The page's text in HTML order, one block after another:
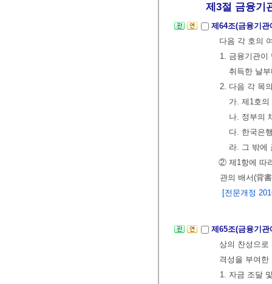
제3절 금융기
제64조(금융기
다음 각 호의
1. 금융기관이
취득한 날
2. 다음 각 목
가. 제1호의
나. 정부의
다. 한국은
라. 그 밖에
② 제1항에 따
관의 배서(背
[전문개정
제65조(금융기
상의 찬성으
격성을 부여
1. 자금 조달